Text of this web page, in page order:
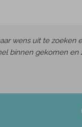
wens uit te zoeken
binnen gekomen en